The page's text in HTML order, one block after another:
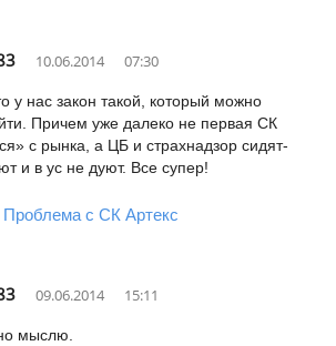
10.06.2014 07:30
у нас закон такой, который можно
Причем уже далеко не первая СК
с рынка, а ЦБ и страхнадзор сидят-
и в ус не дуют. Все супер!
Проблема с СК Артекс
09.06.2014 15:11
мыслю.